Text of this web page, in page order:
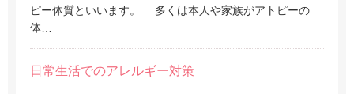
ピー体質といいます。 多くは本人や家族がアトピーの
体…
日常生活でのアレルギー対策